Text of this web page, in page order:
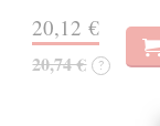
20,12 €
20,74 € ?